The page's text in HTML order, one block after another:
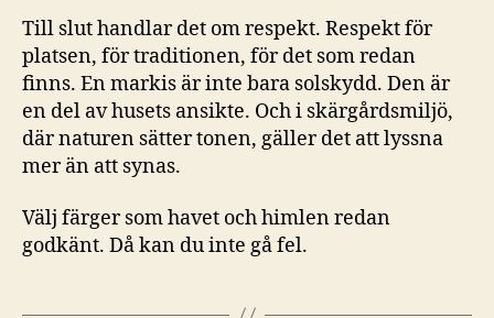
Till slut handlar det om respekt. Respekt för
platsen, för traditionen, för det som redan
finns. En markis är inte bara solskydd. Den är
en del av husets ansikte. Och i skärgårdsmiljö,
där naturen sätter tonen, gäller det att lyssna
mer än att synas.
Välj färger som havet och himlen redan
godkänt. Då kan du inte gå fel.